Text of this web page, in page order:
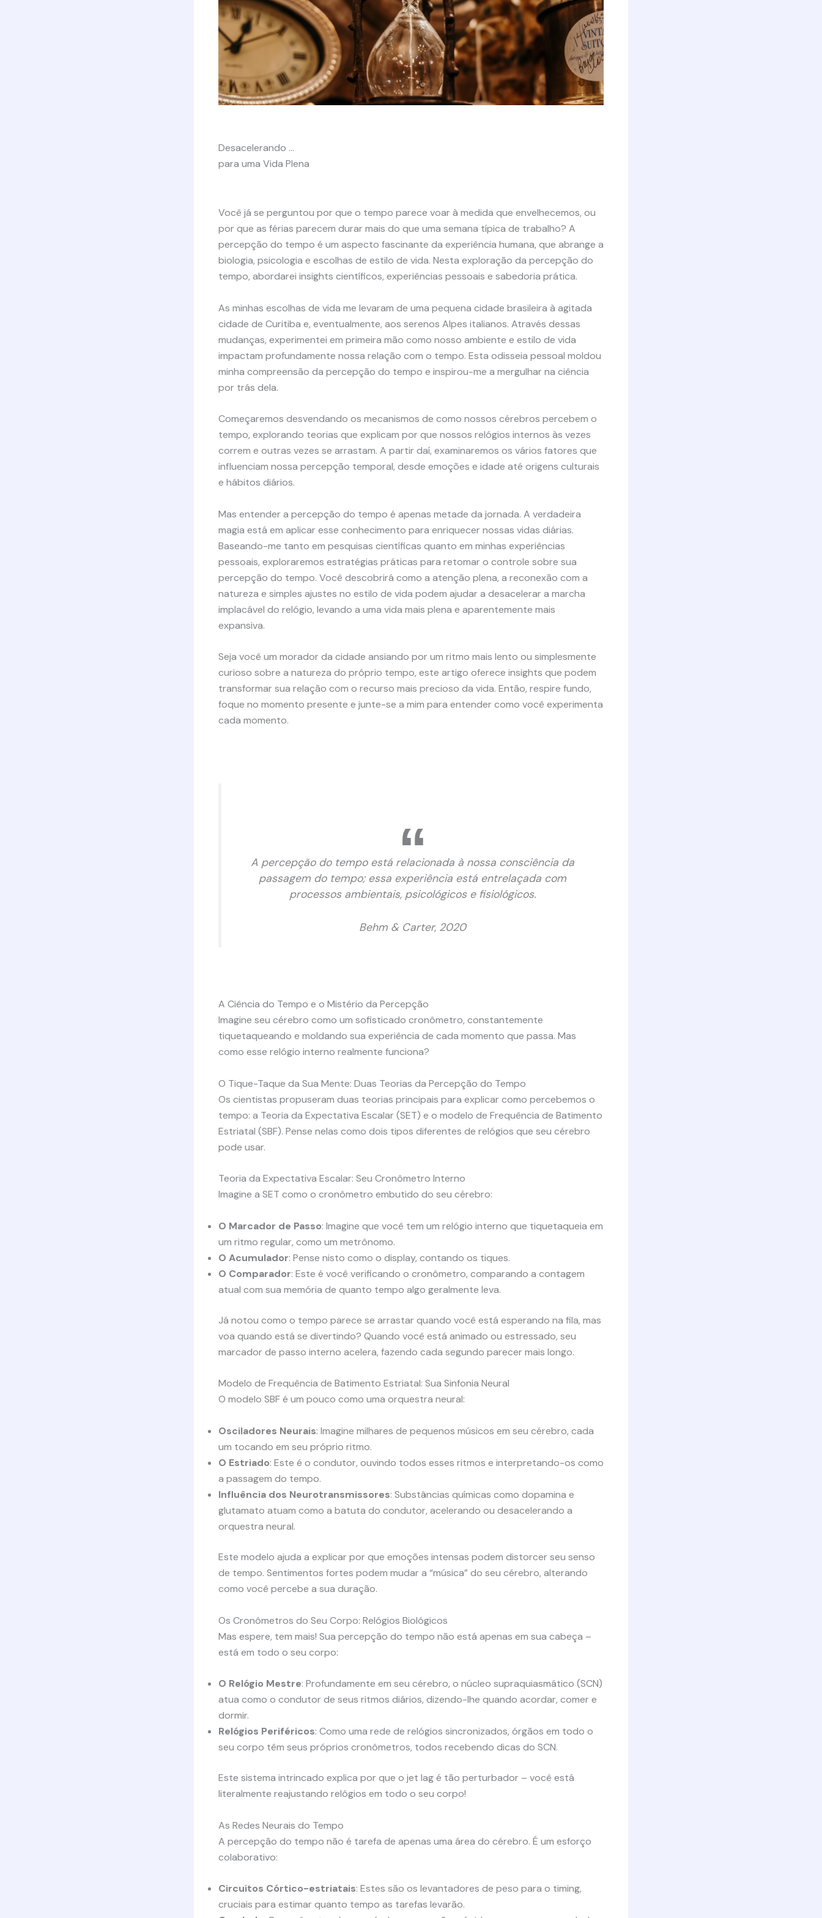
Desacelerando …
para uma Vida Plena
Você já se perguntou por que o tempo parece voar à medida que envelhecemos, ou
por que as férias parecem durar mais do que uma semana típica de trabalho? A
percepção do tempo é um aspecto fascinante da experiência humana, que abrange a
biologia, psicologia e escolhas de estilo de vida. Nesta exploração da percepção do
tempo, abordarei insights científicos, experiências pessoais e sabedoria prática.
As minhas escolhas de vida me levaram de uma pequena cidade brasileira à agitada
cidade de Curitiba e, eventualmente, aos serenos Alpes italianos. Através dessas
mudanças, experimentei em primeira mão como nosso ambiente e estilo de vida
impactam profundamente nossa relação com o tempo. Esta odisseia pessoal moldou
minha compreensão da percepção do tempo e inspirou-me a mergulhar na ciência
por trás dela.
Começaremos desvendando os mecanismos de como nossos cérebros percebem o
tempo, explorando teorias que explicam por que nossos relógios internos às vezes
correm e outras vezes se arrastam. A partir daí, examinaremos os vários fatores que
influenciam nossa percepção temporal, desde emoções e idade até origens culturais
e hábitos diários.
Mas entender a percepção do tempo é apenas metade da jornada. A verdadeira
magia está em aplicar esse conhecimento para enriquecer nossas vidas diárias.
Baseando-me tanto em pesquisas científicas quanto em minhas experiências
pessoais, exploraremos estratégias práticas para retomar o controle sobre sua
percepção do tempo. Você descobrirá como a atenção plena, a reconexão com a
natureza e simples ajustes no estilo de vida podem ajudar a desacelerar a marcha
implacável do relógio, levando a uma vida mais plena e aparentemente mais
expansiva.
Seja você um morador da cidade ansiando por um ritmo mais lento ou simplesmente
curioso sobre a natureza do próprio tempo, este artigo oferece insights que podem
transformar sua relação com o recurso mais precioso da vida. Então, respire fundo,
foque no momento presente e junte-se a mim para entender como você experimenta
cada momento.
A percepção do tempo está relacionada à nossa consciência da
passagem do tempo; essa experiência está entrelaçada com
processos ambientais, psicológicos e fisiológicos.
Behm & Carter, 2020
A Ciência do Tempo e o Mistério da Percepção
Imagine seu cérebro como um sofisticado cronômetro, constantemente
tiquetaqueando e moldando sua experiência de cada momento que passa. Mas
como esse relógio interno realmente funciona?
O Tique-Taque da Sua Mente: Duas Teorias da Percepção do Tempo
Os cientistas propuseram duas teorias principais para explicar como percebemos o
tempo: a Teoria da Expectativa Escalar (SET) e o modelo de Frequência de Batimento
Estriatal (SBF). Pense nelas como dois tipos diferentes de relógios que seu cérebro
pode usar.
Teoria da Expectativa Escalar: Seu Cronômetro Interno
Imagine a SET como o cronômetro embutido do seu cérebro:
O Marcador de Passo: Imagine que você tem um relógio interno que tiquetaqueia em
um ritmo regular, como um metrônomo.
O Acumulador: Pense nisto como o display, contando os tiques.
O Comparador: Este é você verificando o cronômetro, comparando a contagem
atual com sua memória de quanto tempo algo geralmente leva.
Já notou como o tempo parece se arrastar quando você está esperando na fila, mas
voa quando está se divertindo? Quando você está animado ou estressado, seu
marcador de passo interno acelera, fazendo cada segundo parecer mais longo.
Modelo de Frequência de Batimento Estriatal: Sua Sinfonia Neural
O modelo SBF é um pouco como uma orquestra neural:
Osciladores Neurais: Imagine milhares de pequenos músicos em seu cérebro, cada
um tocando em seu próprio ritmo.
O Estriado: Este é o condutor, ouvindo todos esses ritmos e interpretando-os como
a passagem do tempo.
Influência dos Neurotransmissores: Substâncias químicas como dopamina e
glutamato atuam como a batuta do condutor, acelerando ou desacelerando a
orquestra neural.
Este modelo ajuda a explicar por que emoções intensas podem distorcer seu senso
de tempo. Sentimentos fortes podem mudar a “música” do seu cérebro, alterando
como você percebe a sua duração.
Os Cronômetros do Seu Corpo: Relógios Biológicos
Mas espere, tem mais! Sua percepção do tempo não está apenas em sua cabeça –
está em todo o seu corpo:
O Relógio Mestre: Profundamente em seu cérebro, o núcleo supraquiasmático (SCN)
atua como o condutor de seus ritmos diários, dizendo-lhe quando acordar, comer e
dormir.
Relógios Periféricos: Como uma rede de relógios sincronizados, órgãos em todo o
seu corpo têm seus próprios cronômetros, todos recebendo dicas do SCN.
Este sistema intrincado explica por que o jet lag é tão perturbador – você está
literalmente reajustando relógios em todo o seu corpo!
As Redes Neurais do Tempo
A percepção do tempo não é tarefa de apenas uma área do cérebro. É um esforço
colaborativo:
Circuitos Córtico-estriatais: Estes são os levantadores de peso para o timing,
cruciais para estimar quanto tempo as tarefas levarão.